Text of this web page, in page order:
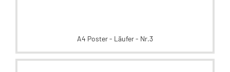
A4 Poster - Läufer - Nr.3